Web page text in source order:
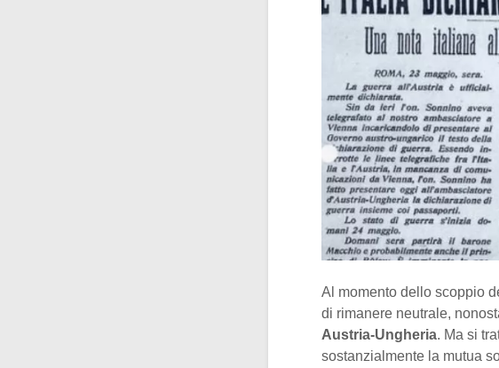
Al momento dello scoppio
di rimanere neutrale,
Austria-Ungheria. Ma si
sostanzialmente la mutua